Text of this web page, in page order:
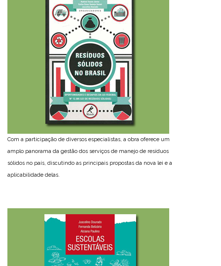
Com a participação de diversos especialistas, a obra oferece um
amplo panorama da gestão dos serviços de manejo de resíduos
sólidos no país, discutindo as principais propostas da nova lei e a
aplicabilidade delas.